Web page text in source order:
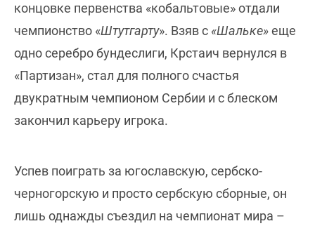
концовке первенства «кобальтовые» отдали
чемпионство «Штутгарту». Взяв с «Шальке»еще
одно серебро бундеслиги, Крстаич вернулся в
«Партизан», стал для полного счастья
двукратным чемпионом Сербии и с блеском
закончил карьеру игрока.
Успев поиграть за югославскую, сербско-
черногорскую и просто сербскую сборные, он
лишь однажды съездил на чемпионат мира –